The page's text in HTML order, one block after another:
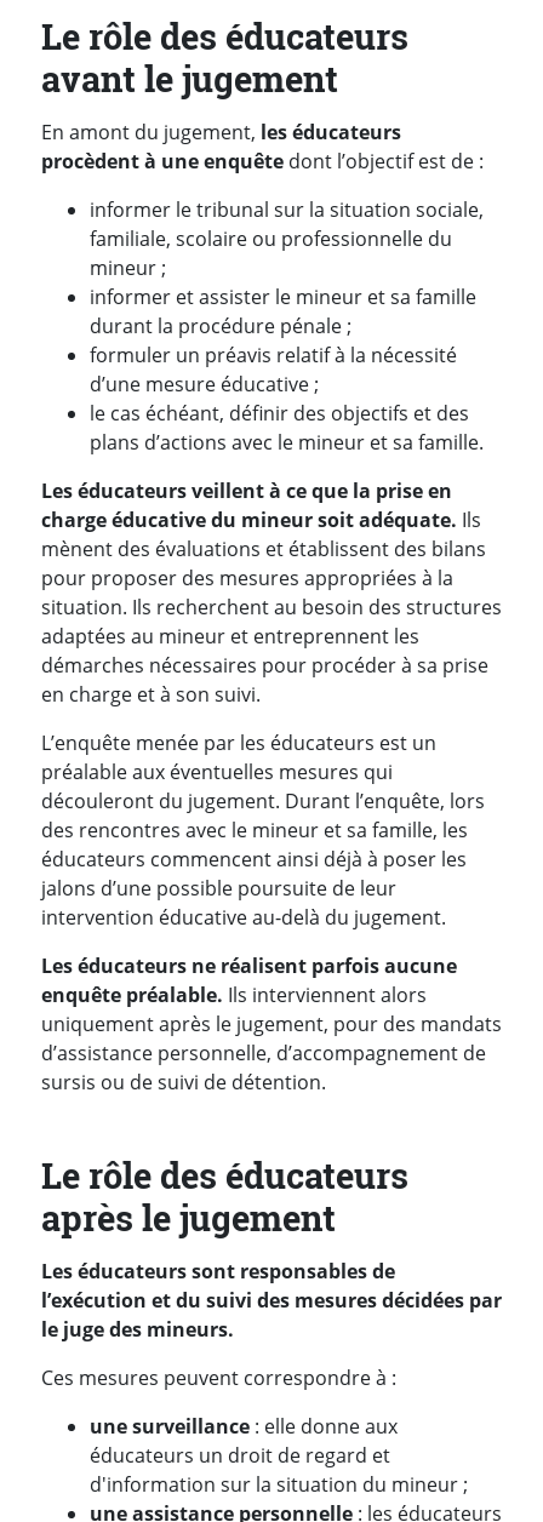
Le rôle des éducateurs
avant le jugement
En amont du jugement, les éducateurs
procèdent à une enquête dont l’objectif est de :
informer le tribunal sur la situation sociale,
familiale, scolaire ou professionnelle du
mineur ;
informer et assister le mineur et sa famille
durant la procédure pénale ;
formuler un préavis relatif à la nécessité
d’une mesure éducative ;
le cas échéant, définir des objectifs et des
plans d’actions avec le mineur et sa famille.
Les éducateurs veillent à ce que la prise en
charge éducative du mineur soit adéquate. Ils
mènent des évaluations et établissent des bilans
pour proposer des mesures appropriées à la
situation. Ils recherchent au besoin des structures
adaptées au mineur et entreprennent les
démarches nécessaires pour procéder à sa prise
en charge et à son suivi.
L’enquête menée par les éducateurs est un
préalable aux éventuelles mesures qui
découleront du jugement. Durant l’enquête, lors
des rencontres avec le mineur et sa famille, les
éducateurs commencent ainsi déjà à poser les
jalons d’une possible poursuite de leur
intervention éducative au-delà du jugement.
Les éducateurs ne réalisent parfois aucune
enquête préalable. Ils interviennent alors
uniquement après le jugement, pour des mandats
d’assistance personnelle, d’accompagnement de
sursis ou de suivi de détention.
Le rôle des éducateurs
après le jugement
Les éducateurs sont responsables de
l’exécution et du suivi des mesures décidées par
le juge des mineurs.
Ces mesures peuvent correspondre à :
une surveillance : elle donne aux
éducateurs un droit de regard et
d'information sur la situation du mineur ;
une assistance personnelle : les éducateurs